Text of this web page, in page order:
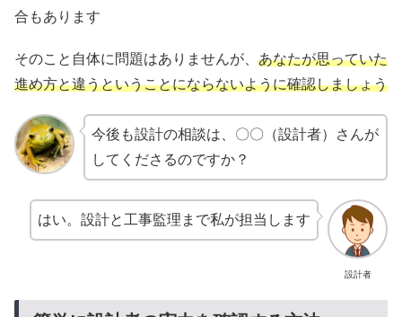
合もあります
そのこと自体に問題はありませんが、 あなたが思っていた
進め方と違うということにならないように確認しましょう
今後も設計の相談は、〇〇（設計者）さんが
してくださるのですか？
設計者
はい。設計と工事監理まで私が担当します